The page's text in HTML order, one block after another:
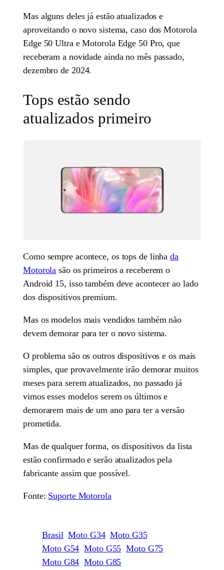
Mas alguns deles já estão atualizados e
aproveitando o novo sistema, caso dos Motorola
Edge 50 Ultra e Motorola Edge 50 Pro, que
receberam a novidade ainda no mês passado,
dezembro de 2024.
Tops estão sendo
atualizados primeiro
Como sempre acontece, os tops de linhada
Motorola são os primeiros a receberem o
Android 15, isso também deve acontecer ao lado
dos dispositivos premium.
Mas os modelos mais vendidos também não
devem demorar para ter o novo sistema.
O problema são os outros dispositivos e os mais
simples, que provavelmente irão demorar muitos
meses para serem atualizados, no passado já
vimos esses modelos serem os últimos e
demorarem mais de um ano para ter a versão
prometida.
Mas de qualquer forma, os dispositivos da lista
estão confirmado e serão atualizados pela
fabricante assim que possível.
Fonte: Suporte Motorola
Brasil Moto G34 Moto G35
Moto G54 Moto G55 Moto G75
Moto G84 Moto G85